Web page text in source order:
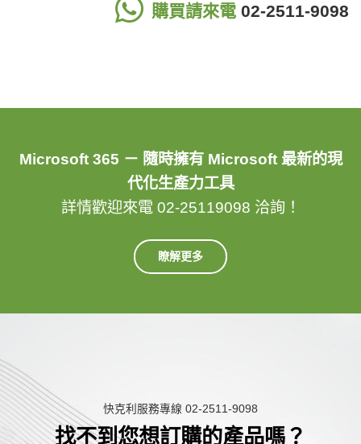
購買請來電 02-2511-9098
Microsoft 365 － 隨時擁有 Microsoft 最新的現
代化生產力工具
詳情歡迎來電 02-25119098 洽詢！
瞭解更多
快克利服務專線 02-2511-9098
找不到您想訂購的產品嗎？